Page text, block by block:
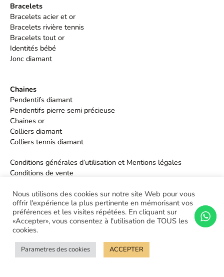
Bracelets
Bracelets acier et or
Bracelets rivière tennis
Bracelets tout or
Identités bébé
Jonc diamant
Chaines
Pendentifs diamant
Pendentifs pierre semi précieuse
Chaines or
Colliers diamant
Colliers tennis diamant
Conditions générales d’utilisation et Mentions légales
Conditions de vente
Nous utilisons des cookies sur notre site Web pour vous
offrir l'expérience la plus pertinente en mémorisant vos
préférences et les visites répétées. En cliquant sur
«Accepter», vous consentez à l'utilisation de TOUS les
cookies.
Parametres des cookies ACCEPTER